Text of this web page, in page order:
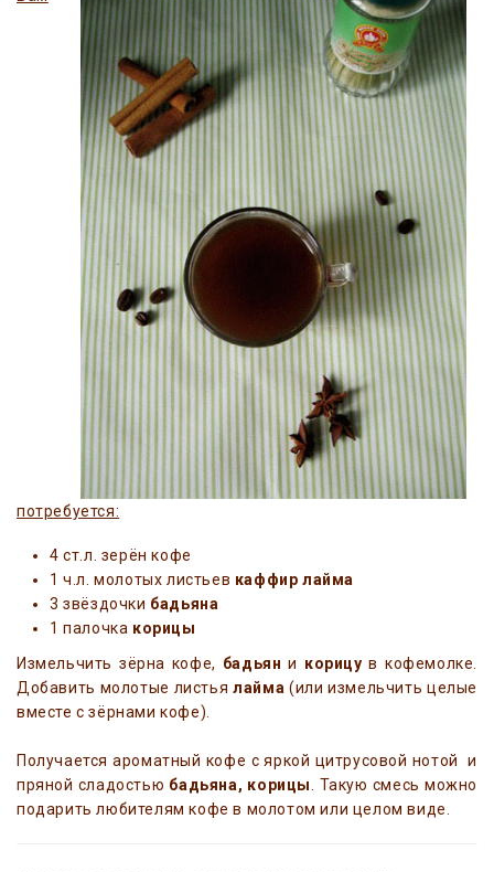
потребуется:
4 ст.л. зерён кофе
1 ч.л. молотых листьев каффир лайма
3 звёздочки бадьяна
1 палочка корицы
Измельчить зёрна кофе, бадьян и корицу в кофемолке.
Добавить молотые листьялайма (или измельчить целые
вместе с зёрнами кофе).
Получается ароматный кофе с яркой цитрусовой нотой и
пряной сладостью бадьяна, корицы
. Такую смесь можно
подарить любителям кофе в молотом или целом виде.